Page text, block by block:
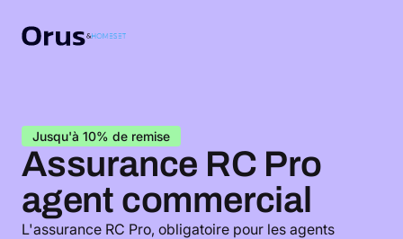
Jusqu'à 10% de remise
Assurance RC Pro
agent commercial
L'assurance RC Pro, obligatoire pour les agents